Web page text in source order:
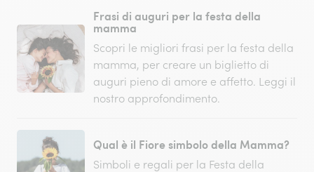
Frasi di auguri per la festa della
mamma
Scopri le migliori frasi per la festa della
mamma, per creare un biglietto di
auguri pieno di amore e affetto. Leggi il
nostro approfondimento.
Qual è il Fiore simbolo della Mamma?
Simboli e regali per la Festa della